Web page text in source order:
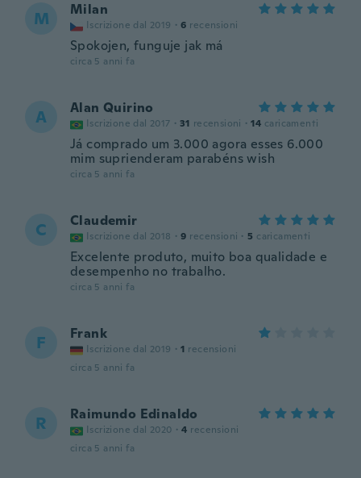
M Milan
Iscrizione dal 2019 · 6 recensioni
Spokojen, funguje jak má
circa 5 anni fa
A Alan Quirino
Iscrizione dal 2017 · 31 recensioni · 14 caricamenti
Já comprado um 3.000 agora esses 6.000
mim suprienderam parabéns wish
circa 5 anni fa
C Claudemir
Iscrizione dal 2018 · 9 recensioni · 5 caricamenti
Excelente produto, muito boa qualidade e
desempenho no trabalho.
circa 5 anni fa
F Frank
Iscrizione dal 2019 · 1 recensioni
circa 5 anni fa
R Raimundo Edinaldo
Iscrizione dal 2020 · 4 recensioni
circa 5 anni fa